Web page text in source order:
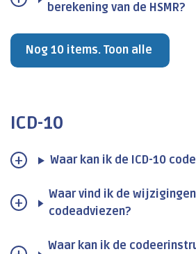
berekening van de HSMR?
Nog 10 items. Toon alle
ICD-10
Waar kan ik de ICD-10
Waar vind ik de
codeadviezen?
Waar kan ik de